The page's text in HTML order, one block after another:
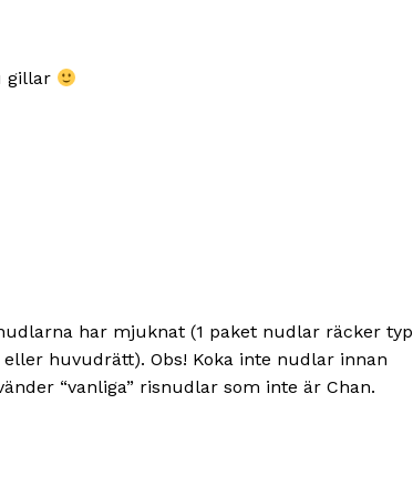
gillar
har mjuknat (1 paket nudlar räcker typ
huvudrätt). Obs! Koka inte nudlar innan
“vanliga” risnudlar som inte är Chan.